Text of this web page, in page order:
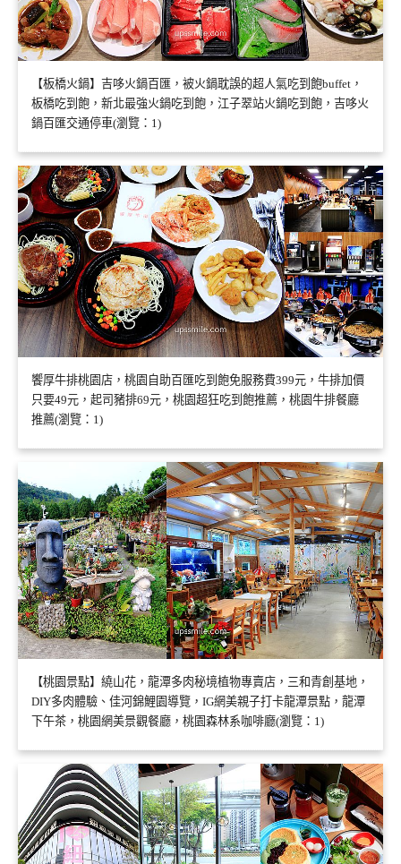
【板橋火鍋】吉哆火鍋百匯，被火鍋耽誤的超人氣吃到飽buffet，
板橋吃到飽，新北最強火鍋吃到飽，江子翠站火鍋吃到飽，吉哆火
鍋百匯交通停車(瀏覽：1)
饗厚牛排桃園店，桃園自助百匯吃到飽免服務費399元，牛排加價
只要49元，起司豬排69元，桃園超狂吃到飽推薦，桃園牛排餐廳
推薦(瀏覽：1)
【桃園景點】繞山花，龍潭多肉秘境植物專賣店，三和青創基地，
DIY多肉體驗、佳河錦鯉園導覽，IG網美親子打卡龍潭景點，龍潭
下午茶，桃園網美景觀餐廳，桃園森林系咖啡廳(瀏覽：1)